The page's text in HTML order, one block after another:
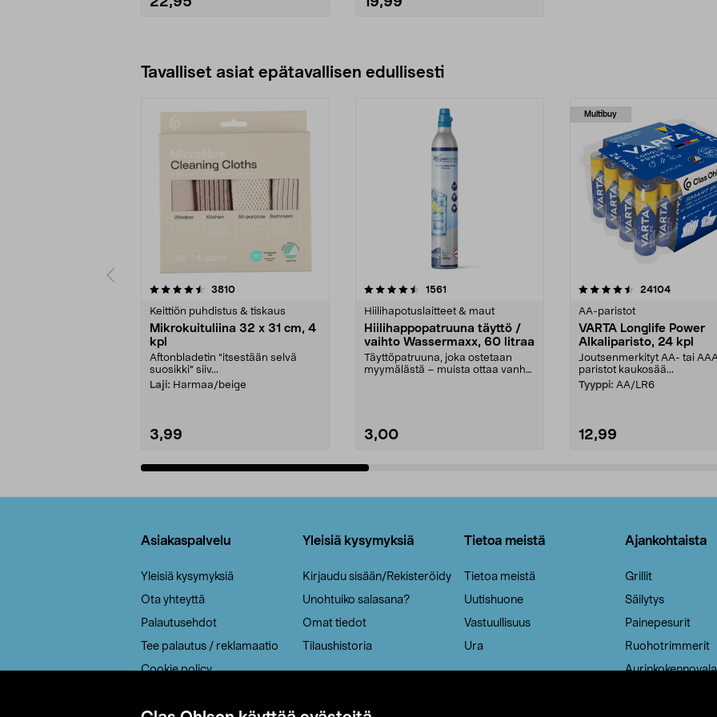
Tavalliset asiat epätavallisen edullisesti
3810arvostelut
Keittiön puhdistus & tiskaus
Mikrokuituliina 32 x 31 cm, 4
kpl
Aftonbladetin "itsestään selvä
suosikki" siiv...
Laji: Harmaa/beige
3,99
4.5viidestä
1561
Hiilihapotuslaitteet & maut
Hiilihappopatruuna täyttö /
vaihto Wassermaxx, 60 litraa
Täyttöpatruuna, joka ostetaan
myymälästä – muista ottaa vanha
3,00
Multibuy
4.5viidestä
24104arvostelut
AA-paristot
VARTA Longlife Power
Alkaliparisto, 24 kpl
Joutsenmerkityt AA- tai
paristot kaukosää...
Tyyppi: AA/LR6
12,99
4.5viidestä
Asiakaspalvelu
Yleisiä kysymyksiä
Ota yhteyttä
Palautusehdot
Tee palautus / reklamaatio
Cookie policy
Yleisiä kysymyksiä
Kirjaudu sisään/Rekisteröidy
Unohtuiko salasana?
Omat tiedot
Tilaushistoria
Tietoa meistä
Tietoa meistä
Uutishuone
Vastuullisuus
Ura
Ajankohtaista
Grillit
Säilytys
Painepesurit
Ruohotrimmerit